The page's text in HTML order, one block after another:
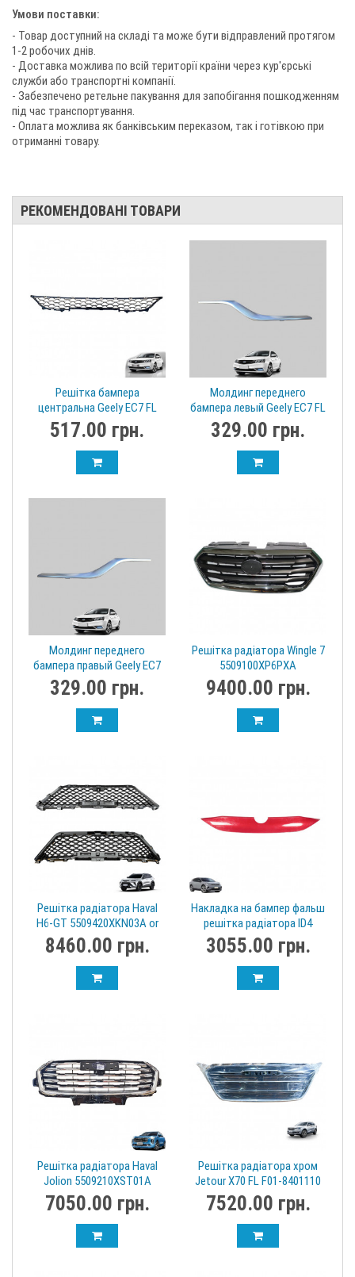
Умови поставки:
- Товар доступний на складі та може бути відправлений протягом
1-2 робочих днів.
- Доставка можлива по всій території країни через кур'єрські
служби або транспортні компанії.
- Забезпечено ретельне пакування для запобігання пошкодженням
під час транспортування.
- Оплата можлива як банківським переказом, так і готівкою при
отриманні товару.
РЕКОМЕНДОВАНІ ТОВАРИ
Решітка бампера
центральна Geely EC7 FL
1018060018
517.00 грн.
Молдинг переднего
бампера левый Geely EC7 FL
1068050727
329.00 грн.
Молдинг переднего
бампера правый Geely EC7
FL 1068050726
329.00 грн.
Решітка радіатора Wingle 7
5509100XP6PXA
9400.00 грн.
Решітка радіатора Haval
H6-GT 5509420XKN03A or
5509400XKN03A
8460.00 грн.
Накладка на бампер фальш
решітка радіатора ID4
Crozz 11G 807 185A
3055.00 грн.
Решітка радіатора Haval
Jolion 5509210XST01A
7050.00 грн.
Решітка радіатора хром
Jetour X70 FL F01-8401110
7520.00 грн.